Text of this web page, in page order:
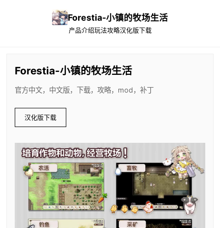
Forestia-小镇的牧场生活
产品介绍玩法攻略汉化版下载
Forestia-小镇的牧场生活
官方中文，中文版，下载，攻略，mod，补丁
汉化版下载